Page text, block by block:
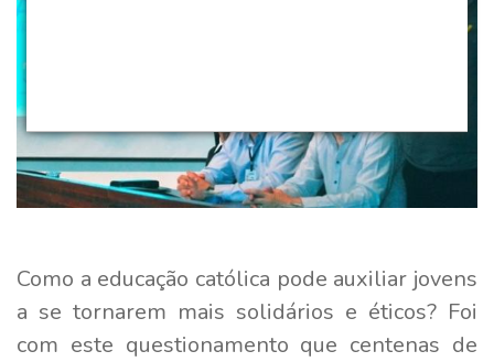
Como a educação católica pode auxiliar jovens
a se tornarem mais solidários e éticos? Foi
com este questionamento que centenas de